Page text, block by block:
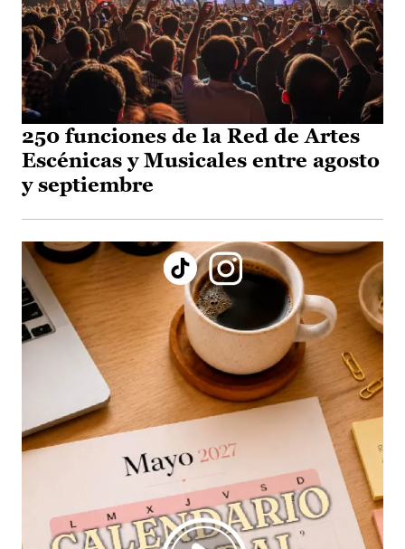
250 funciones de la Red de Artes
Escénicas y Musicales entre agosto
y septiembre